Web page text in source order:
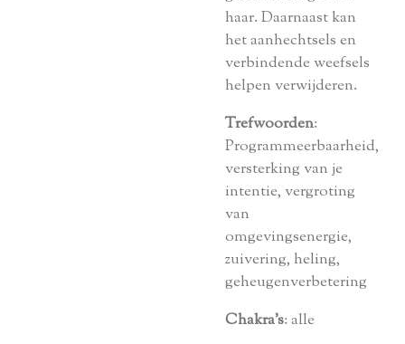
haar. Daarnaast kan
het aanhechtsels en
verbindende weefsels
helpen verwijderen.
Trefwoorden:
Programmeerbaarheid,
versterking van je
intentie, vergroting
van
omgevingsenergie,
zuivering, heling,
geheugenverbetering
Chakra’s: alle